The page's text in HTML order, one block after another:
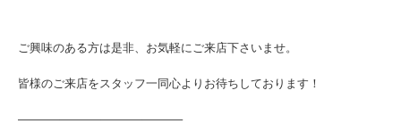
ご興味のある方は是非、お気軽にご来店下さいませ。
皆様のご来店をスタッフ一同心よりお待ちしております！
———–———–———–———–